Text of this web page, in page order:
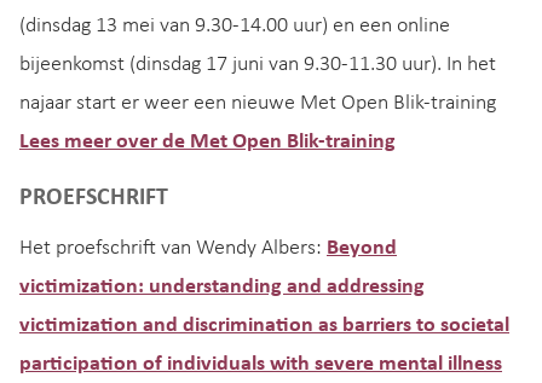
(dinsdag 13 mei van 9.30-14.00 uur) en een online
bijeenkomst (dinsdag 17 juni van 9.30-11.30 uur). In het
najaar start er weer een nieuwe Met Open Blik-training
Lees meer over de Met Open Blik-training
PROEFSCHRIFT
Het proefschrift van Wendy Albers: Beyond
victimization: understanding and addressing
victimization and discrimination as barriers to societal
participation of individuals with severe mental illness